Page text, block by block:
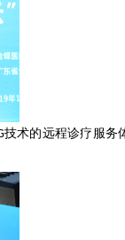
术的远程诊疗服务